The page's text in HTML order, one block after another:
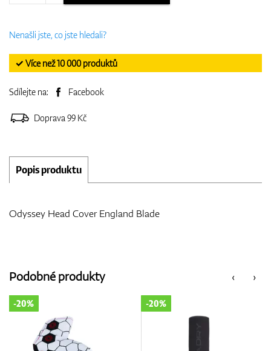
Nenašli jste, co jste hledali?
✓ Více než 10 000 produktů
Sdílejte na: Facebook
Doprava 99 Kč
Popis produktu
Odyssey Head Cover England Blade
‹
Podobné produkty ›
-20% -20%